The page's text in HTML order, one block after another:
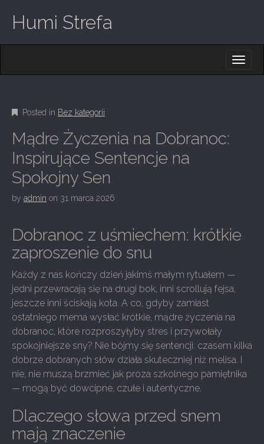
Humi Strefa
M
E
N
U
C
N
T
E
N
T
Posted in Bez kategorii
Mądre Życzenia na Dobranoc:
Inspirujące Sentencje na
Spokojny Sen
by admin on 31 marca 2026
Dobranoc z uśmiechem: krótkie
zaproszenie do snu
Każdy z nas kończy dzień jakimś małym rytuałem —
jedni przewracają się na drugi bok, inni scrollują fejsa,
jeszcze inni ściskają kota. A co, gdyby zamiast
ostatniego mema wysłać krótkie, mądre życzenia na
dobranoc, które rozproszyłyby stres i przywołały
spokojniejsze sny? Nie bójmy się sentencji: czasem kilka
dobrze dobranych słów działa skuteczniej niż melisa. I
nie, nie muszą brzmieć jak proza szkolnego pamiętnika
— mogą być dowcipne, czułe i autentyczne.
Dlaczego słowa przed snem
mają znaczenie